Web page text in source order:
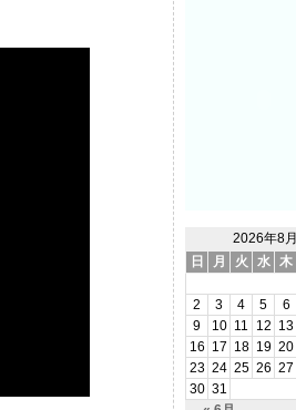
2026年8月
日
月 火 水 木
2
3 4 5 6
9
10 11 12 13
16
17 18 19 20
23 24 25 26 27
30 31